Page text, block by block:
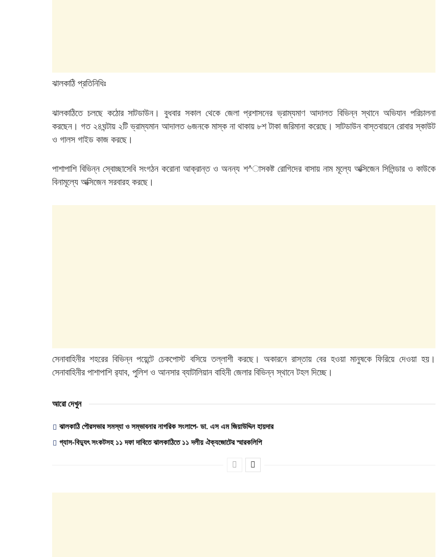
ঝালকাঠি প্রতিনিধিঃ
ঝালকাঠিতে চলছে কঠোর সাটডাউন। বুধবার সকাল থেকে জেলা প্রশাসনের ভ্রাম্যমাণ আদালত বিভিন্ন স্থানে অভিযান পরিচালনা
করছেন। গত ২৪ঘন্টায় ২টি ভ্রাম্যমান আদালত ৬জনকে মাস্ক না থাকায় ৮শ টাকা জরিমানা করেছে। সাটডাউন বাস্তবায়নে রোবার স্কাউট
ও গালস গাইড কাজ করছে।
পাশাপাশি বিভিন্ন স্বোচ্ছাসেবি সংগঠন করোনা আক্রান্ত ও অনন্য শ^াসকষ্ট রোগিদের বাসায় নাম মূল্যে অক্সিজেন সিলিন্ডার ও কাউকে
বিনামূল্যে অক্সিজেন সরবারহ করছে।
সেনাবাহিনীর শহরের বিভিন্ন পয়েন্টে চেকপোস্ট বসিয়ে তল্লাশী করছে। অকারনে রাস্তায় বের হওয়া মানুষকে ফিরিয়ে দেওয়া হয়।
সেনাবাহিনীর পাশাপাশি র‌্যাব, পুলিশ ও আনসার ব্যাটালিয়ান বাহিনী জেলার বিভিন্ন স্থানে টহল দিচ্ছে।
আরো দেখুন
ঝালকাঠি পৌরসভার সমস্যা ও সম্ভাবনার নাগরিক সংলাপে- ডা. এস এম জিয়াউদ্দিন হায়দার
গ্যাস-বিদ্যুৎ সংকটসহ ১১ দফা দাবিতে ঝালকাঠিতে ১১ দলীয় ঐক্যজোটের স্মারকলিপি